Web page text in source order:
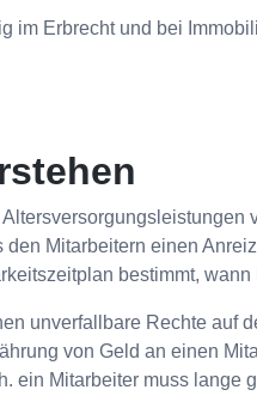
im Erbrecht und bei
den Mitarbeitern einen
bestimmt,
unverfallbare Rechte auf
von Geld an einen
ein Mitarbeiter muss lange